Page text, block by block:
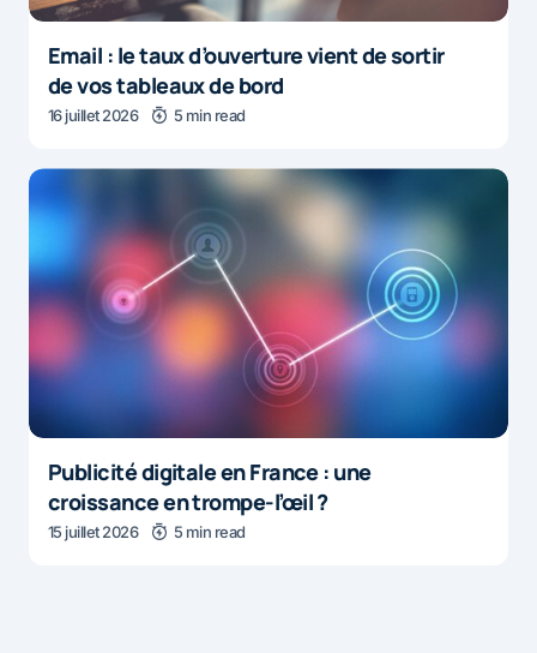
Email : le taux d’ouverture vient de sortir
de vos tableaux de bord
16 juillet 2026 5 min read
Publicité digitale en France : une
croissance en trompe-l’œil ?
15 juillet 2026 5 min read